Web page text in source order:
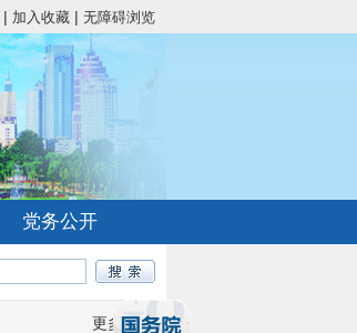
| 加入收藏 | 无障碍浏览
党务公开
更多>>